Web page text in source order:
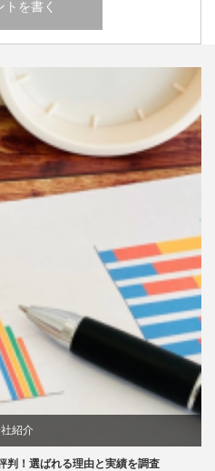
紹介
判！選ばれる理由と実績を調査